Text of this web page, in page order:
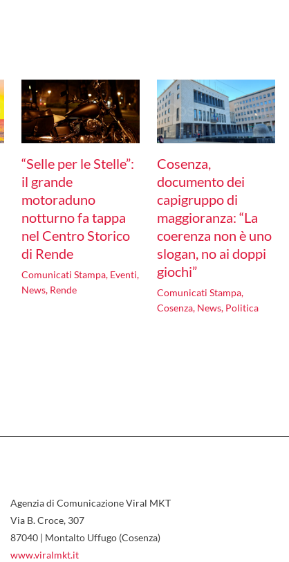
“Selle per le Stelle”:
il grande
motoraduno
notturno fa tappa
nel Centro Storico
di Rende
Comunicati Stampa, Eventi,
News, Rende
Cosenza,
documento dei
capigruppo di
maggioranza: “La
coerenza non è uno
slogan, no ai doppi
giochi”
Comunicati Stampa,
Cosenza, News, Politica
Agenzia di Comunicazione Viral MKT
Via B. Croce, 307
87040 | Montalto Uffugo (Cosenza)
www.viralmkt.it